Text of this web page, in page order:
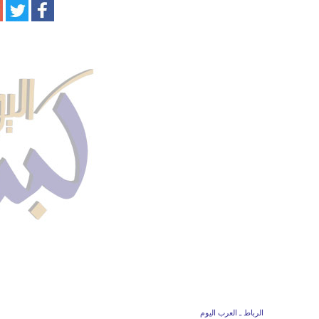
الرباط ـ العرب اليوم